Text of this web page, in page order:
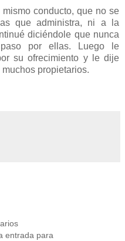
conducto, que no se
que administra, ni a la
diciéndole que nunca
por ellas. Luego le
su ofrecimiento y le dije
propietarios.
entrada para